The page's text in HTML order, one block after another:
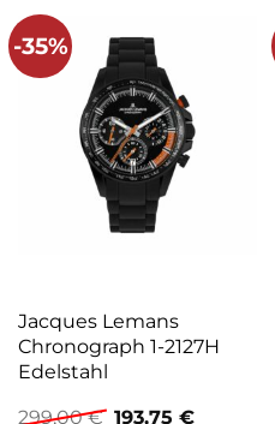
-35%
Jacques Lemans
Chronograph 1-2127H
Edelstahl
299,00€ Ursprünglicher
193,75 €Aktueller